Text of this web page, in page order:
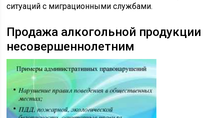
ситуаций с миграционными службами.
Продажа алкогольной продукции
несовершеннолетним